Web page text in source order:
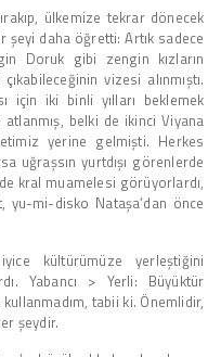
ülkemize tekrar dönecek
daha öğretti: Artık sadece
Doruk gibi zengin kızların
vizesi alınmıştı.
için iki binli yılları beklemek
belki de ikinci Viyana
yerine gelmişti. Herkes
uğraşsın yurtdışı görenlerde
kral muamelesi görüyorlardı,
yu-mi-disko Nataşa’dan önce
kültürümüze yerleştiğini
Yabancı > Yerli: Büyüktür
tabii ki. Önemlidir,
şeydir.